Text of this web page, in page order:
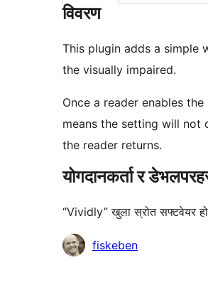
विवरण
This plugin adds a simple
the visually impaired.
Once a reader enables
means the setting will not
the reader returns.
योगदानकर्ता र
“Vividly” खुला स्रोत सफ्टवेयर
योगदानकर्ताहरू
fiskeben